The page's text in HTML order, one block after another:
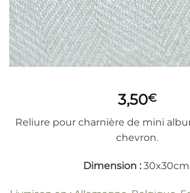
3,50€
Reliure pour charnière de mini
chevron.
Dimension : 30x30cm